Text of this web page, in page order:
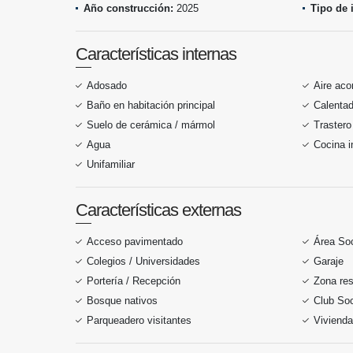
Año construcción: 2025 Tipo de
Características internas
Adosado
Aire
Baño en habitación principal
Suelo de cerámica / mármol
Trastero
Agua
Cocina
Unifamiliar
Características externas
Acceso pavimentado
Área
Colegios / Universidades
Garaje
Portería / Recepción
Zona
Bosque nativos
Club
Parqueadero visitantes